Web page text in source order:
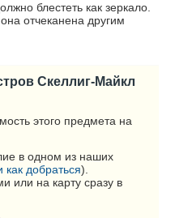
блестеть как зеркало.
отчеканена другим
Скеллиг-Майкл
этого предмета на
в одном из наших
как добраться).
или на карту сразу в